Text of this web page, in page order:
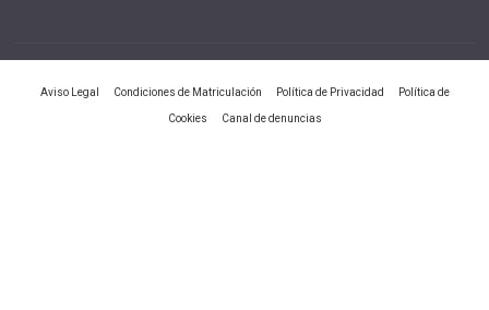
Aviso Legal Condiciones de Matriculación Política de Privacidad Política de
Cookies Canal de denuncias